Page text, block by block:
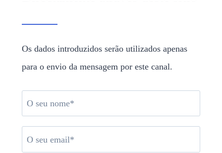
Os dados introduzidos serão utilizados apenas
para o envio da mensagem por este canal.